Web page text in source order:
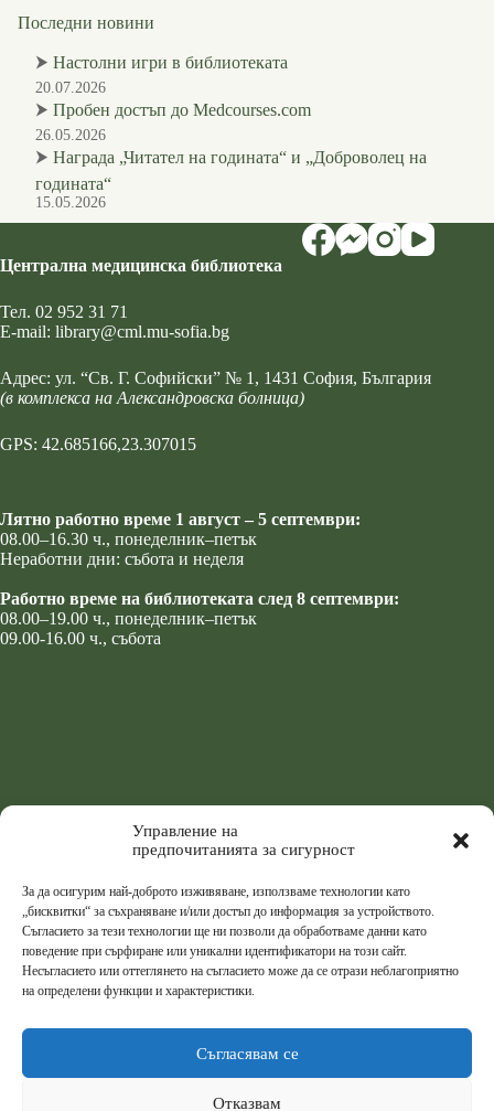
Управление на
предпочитанията за сигурност
За да осигурим най-доброто изживяване, използваме технологии като
„бисквитки“ за съхраняване и/или достъп до информация за устройството.
Съгласието за тези технологии ще ни позволи да обработваме данни като
поведение при сърфиране или уникални идентификатори на този сайт.
Несъгласието или оттеглянето на съгласието може да се отрази неблагоприятно
на определени функции и характеристики.
Съгласявам се
Отказвам
Последни новини
⮞ Настолни игри в библиотеката
20.07.2026
⮞ Пробен достъп до Medcourses.com
26.05.2026
⮞ Награда „Читател на годината“ и „Доброволец на
годината“
15.05.2026
Централна медицинска библиотека
Тел. 02 952 31 71
Е-mail: library@cml.mu-sofia.bg
Адрес: ул. “Св. Г. Софийски” № 1 , 1431 София, България
(в комплекса на Александровска болница)
GPS: 42.685166,23.307015
Лятно работно време 1 август – 5 септември:
08.00–16.30 ч., понеделник–петък
Неработни дни: събота и неделя
Работно време на библиотеката след 8 септември:
08.00–19.00 ч., понеделник–петък
09.00-16.00 ч., събота